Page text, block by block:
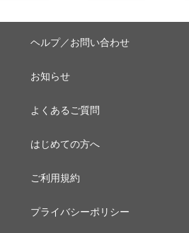
ヘルプ／お問い合わせ
お知らせ
よくあるご質問
はじめての方へ
ご利用規約
プライバシーポリシー